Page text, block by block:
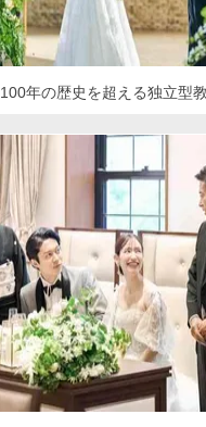
100年の歴史を超える独立型